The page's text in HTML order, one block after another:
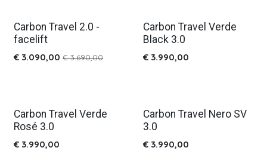
%
Carbon Travel 2.0 -
facelift
€ 3.090,00 €3.690,00
Nieuw!
Carbon Travel Verde
Black 3.0
€ 3.990,00
Nieuw!
Carbon Travel Verde
Rosé 3.0
€ 3.990,00
Nieuw!
Carbon Travel Nero SV
3.0
€ 3.990,00